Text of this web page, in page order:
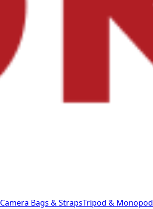
Camera Bags & StrapsTripod & Monopod